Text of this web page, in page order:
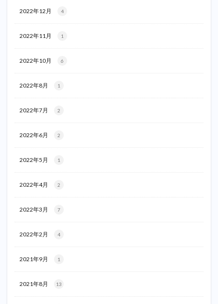
2022年12月 4
2022年11月 1
2022年10月 6
2022年8月 1
2022年7月 2
2022年6月 2
2022年5月 1
2022年4月 2
2022年3月 7
2022年2月 4
2021年9月 1
2021年8月 13